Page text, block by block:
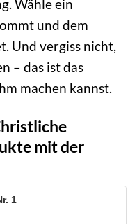
Wähle ein
und dem
Und vergiss nicht,
– das ist das
machen kannst.
mit der
1